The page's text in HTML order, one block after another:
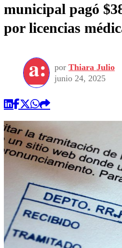
municipal pagó
por licencias
por Thiara Julio
junio 24, 2025